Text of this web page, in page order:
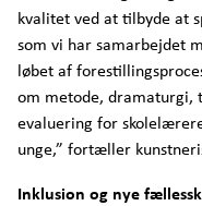
kvalitet ved at tilbyde at
som vi har samarbejdet
løbet af
om metode, dramaturgi,
evaluering for
unge,” fortæller
Inklusion og nye